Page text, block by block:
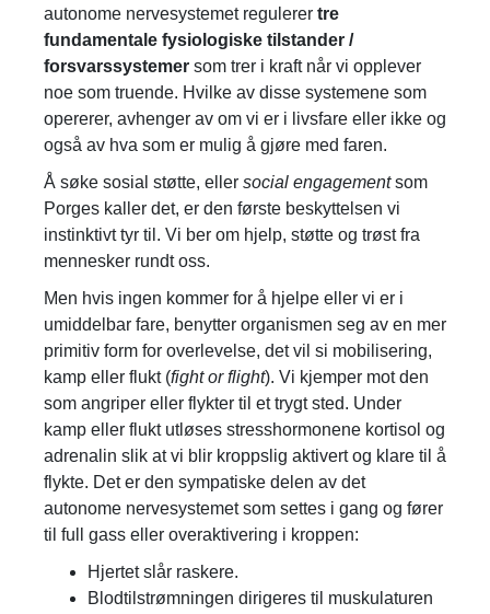
autonome nervesystemet regulerer tre
fundamentale fysiologiske tilstander /
forsvarssystemer som trer i kraft når vi opplever
noe som truende. Hvilke av disse systemene som
opererer, avhenger av om vi er i livsfare eller ikke og
også av hva som er mulig å gjøre med faren.
Å søke sosial støtte, eller social engagementsom
Porges kaller det, er den første beskyttelsen vi
instinktivt tyr til. Vi ber om hjelp, støtte og trøst fra
mennesker rundt oss.
Men hvis ingen kommer for å hjelpe eller vi er i
umiddelbar fare, benytter organismen seg av en mer
primitiv form for overlevelse, det vil si mobilisering,
kamp eller flukt (fight or flight). Vi kjemper mot den
som angriper eller flykter til et trygt sted. Under
kamp eller flukt utløses stresshormonene kortisol og
adrenalin slik at vi blir kroppslig aktivert og klare til å
flykte. Det er den sympatiske delen av det
autonome nervesystemet som settes i gang og fører
til full gass eller overaktivering i kroppen:
Hjertet slår raskere.
Blodtilstrømningen dirigeres til muskulaturen